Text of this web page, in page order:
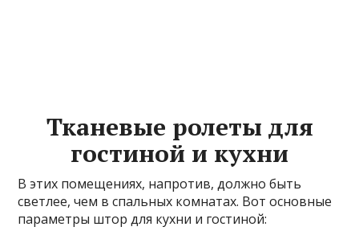
Тканевые ролеты для
гостиной и кухни
В этих помещениях, напротив, должно быть
светлее, чем в спальных комнатах. Вот основные
параметры штор для кухни и гостиной: